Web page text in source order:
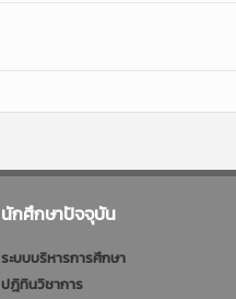
นักศึกษาปัจจุบัน
ระบบบริหารการศึกษา
ปฎิทินวิชาการ